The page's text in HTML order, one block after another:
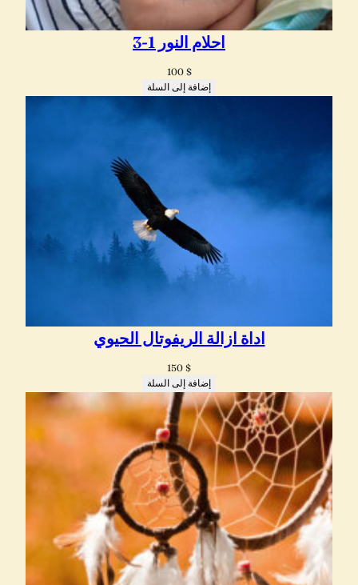
احلام النور 1-3
100 $
إضافة إلى السلة
اداة ازالة الريفوتال الحيوي
150 $
إضافة إلى السلة